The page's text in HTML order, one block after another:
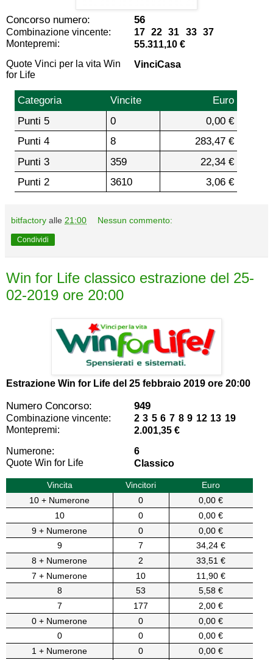
Concorso numero: 56
Combinazione vincente:
17 22 31 33 37
Montepremi:
55.311,10 €
Quote Vinci per la vita Win
for Life
VinciCasa
Categoria Vincite
Euro
Punti 5
0
0,00 €
Punti 4
8
283,47 €
Punti 3
359
22,34 €
Punti 2
3610 3,06 €
bitfactory alle 21:00 Nessun commento:
Condividi
Win for Life classico estrazione del 25-
02-2019 ore 20:00
Estrazione Win for Life del 25 febbraio 2019 ore 20:00
Numero Concorso: 949
Combinazione vincente:
2 3 5 6 7 8 9 12 13 19
Montepremi:
2.001,35 €
Numerone:
6
Quote Win for Life
Classico
Vincita Vincitori
Euro
10 + Numerone
0
0,00 €
10
0
0,00 €
9 + Numerone
0
0,00 €
9
7
34,24 €
8 + Numerone
2
33,51 €
7 + Numerone
10
11,90 €
8
53
5,58 €
7
177
2,00 €
0 + Numerone
0
0,00 €
0
0
0,00 €
1 + Numerone
0
0,00 €